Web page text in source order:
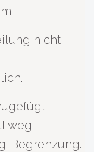
nicht
weg:
Begrenzung.